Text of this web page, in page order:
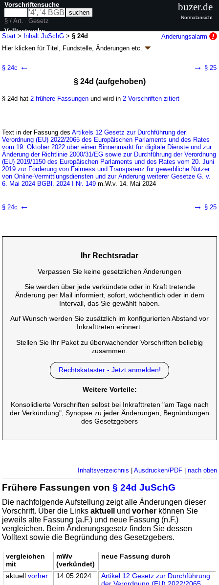
Start > Inhalt JuSchG >§ 24d
Änderungsalarm
Hier klicken fürTitel, Fundstelle, Änderungen etc.
G. v. 06.05.2024 BGBl. 2024 I Nr. 149
12 weitere Fassungen | Drucksachen / Entwurf / Begründung
Jugendmedienschutz
§ 24c ← → § 25
§ 24d (aufgehoben)
§ 24d hat 2 frühere Fassungen und wird in 2 Vorschriften zitiert
Text in der Fassung desArtikels 12 Gesetz zur Durchführung der
Verordnung (EU) 2022/2065 des Europäischen Parlaments und des Rates
vom 19. Oktober 2022 über einen Binnenmarkt für digitale Dienste und zur
Änderung der Richtlinie 2000/31/EG sowie zur Durchführung der Verordnung
(EU) 2019/1150 des Europäischen Parlaments und des Rates vom 20. Juni
2019 zur Förderung von Fairness und Transparenz für gewerbliche Nutzer
von Online-Vermittlungsdiensten und zur Änderung weiterer Gesetze G. v.
6. Mai 2024 BGBl. 2024 I Nr. 149 m.W.v. 14. Mai 2024
§ 24c ← → § 25
Ihr Rechtsradar
Verpassen Sie keine gesetzlichen Änderungen
Sie werden über jede verkündete oder in Kraft tretende
Änderung per Mail informiert, sofort, wöchentlich oder in dem
Intervall, das Sie gewählt haben.
Auf Wunsch werden Sie zusätzlich im konfigurierten Abstand vor
Inkrafttreten erinnert.
Stellen Sie Ihr Paket zu überwachender Vorschriften beliebig
zusammen.
Rechtskataster - Jetzt anmelden!
Weitere Vorteile:
Konsolidierte Vorschriften selbst bei Inkrafttreten "am Tage nach
der Verkündung", Synopse zu jeder Änderungen, Begründungen
des Gesetzgebers
Inhaltsverzeichnis Ausdrucken/PDF| nach oben
Frühere Fassungen von§ 24d JuSchG
Die nachfolgende Aufstellung zeigt alle Änderungen dieser
Vorschrift. Über die Linksaktuell undvorher können Sie
jeweils alte Fassung (a.F.) und neue Fassung (n.F.)
vergleichen. Beim Änderungsgesetz finden Sie dessen
Volltext sowie die Begründung des Gesetzgebers.
vergleichen
mit
mWv
(verkündet)
neue Fassung durch
aktuellvorher 14.05.2024
Artikel 12 Gesetz zur Durchführung
Vorschriftensuche
§ / Art.
Gesetz
Volltextsuche
nur in JuSchG
buzer.de
Normalansicht